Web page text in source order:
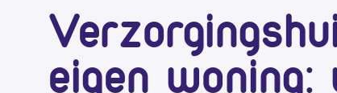
eigen woning: